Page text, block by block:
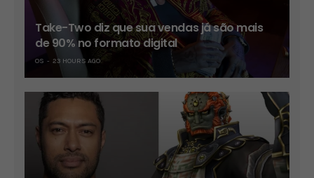
Take-Two diz que sua vendas já são mais
de 90% no formato digital
OS 23 HOURS AGO